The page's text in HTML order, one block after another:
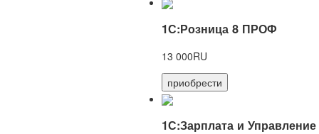
1С:Розница 8 ПРОФ
13 000RU
приобрести
1С:Зарплата и Управление